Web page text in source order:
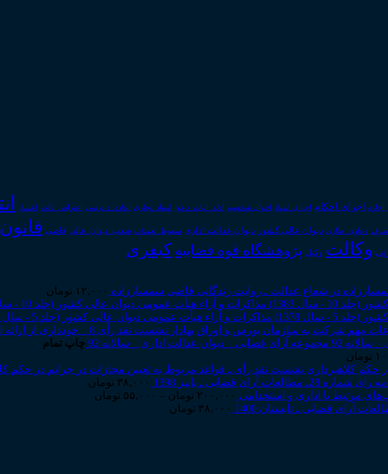
اجاره اجرای احکام اجرای اسناد احوال شخصیه ادله_اثبات_دعوا اسناد_تجاری اعاده_دادرسی اعتراض_ثالث اعسار
دعاوی_طاری دیوان عالی کشور دیوان عدالت اداری سقوط_تعهدات شعب_دیوان_عالی قاضی قانون
وکالت وکیل پژوهشگاه قوه قضاییه کیفری
در شعاع عدالت ـ روایت زندگانی قاضی سمسارزاده ۱۲,۰۰۰ تومان
مذاکرات و آراء هیأت عمومی دیوان عالی کشور (جلد 10 - سال 1383)
مذاکرات و آراء هیأت عمومی دیوان عالی کشور (جلد 5 - سال 1378)
نشست نقد رأی 8 _ خودداری از ارائه اطلاعات مهم شرکت به سازمان بورس و اوراق بهادار
مجموعه آرای قضایی _ دیوان عدالت اداری _ سالانه 92
چاپ تمام
تومان
نشست نقد رأی ـ قواعد مربوط به تعیین مجازات در جرایم در حکم
28ـ مطالعات آرای قضایی ـ پاییز 1398
۳۸,۰۰۰ تومان
مرتبط با اداری و استخدامی ۲۰۰,۰۰۰ تومان – ۵۵,۰۰۰ تومان
۳۸,۰۰۰ تومان